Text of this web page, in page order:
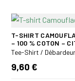
T-SHIRT
– 100 % COTON –
Tee-Shirt /
9,60 €